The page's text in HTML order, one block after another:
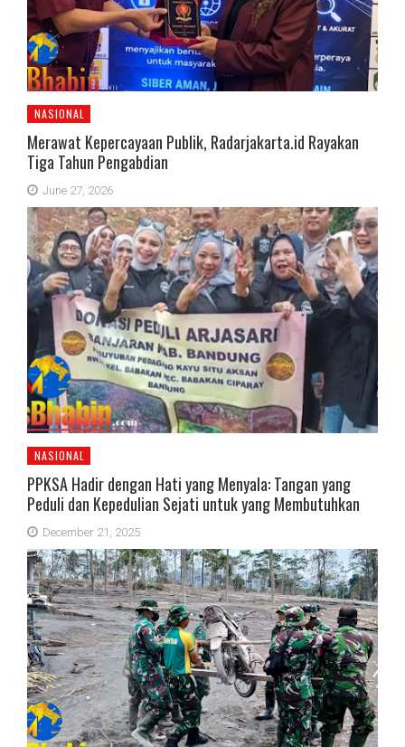
NASIONAL
Merawat Kepercayaan Publik, Radarjakarta.id Rayakan
Tiga Tahun Pengabdian
June 27, 2026
NASIONAL
PPKSA Hadir dengan Hati yang Menyala: Tangan yang
Peduli dan Kepedulian Sejati untuk yang Membutuhkan
December 21, 2025